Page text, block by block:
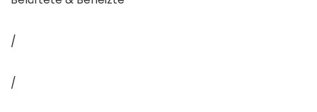
/
/